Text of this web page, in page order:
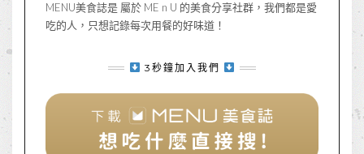
MENU美食誌是 屬於 ME n U 的美食分享社群，我們都是愛
吃的人，只想記錄每次用餐的好味道！
3秒鐘加入我們